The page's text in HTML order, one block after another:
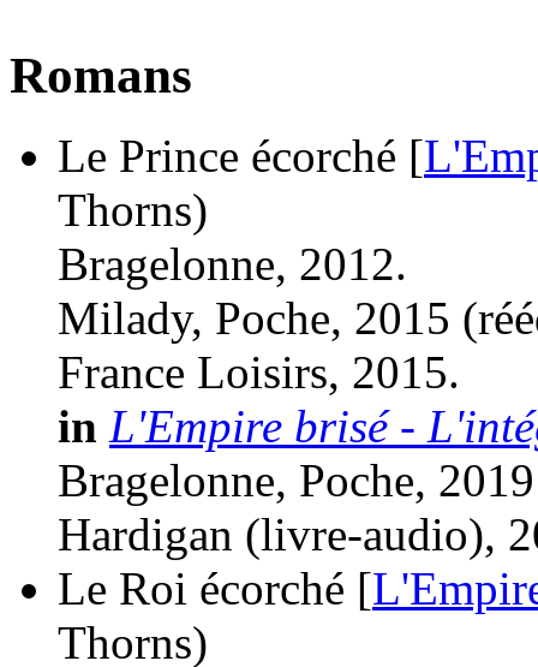
Romans
Le Prince écorché [
Thorns)
Bragelonne, 2012.
Milady, Poche, 2015 (
France Loisirs, 2015.
in L'Empire brisé -
Bragelonne, Poche,
Hardigan (livre-audio),
Le Roi écorché [
Thorns)